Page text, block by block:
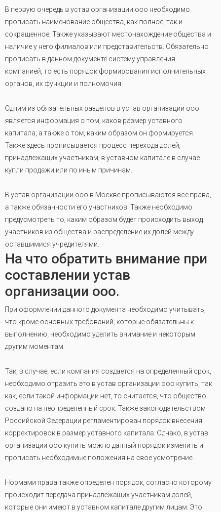
В первую очередь в устав организации ооо необходимо
прописать наименование общества, как полное, так и
сокращенное. Также указывают местонахождение общества и
наличие у него филиалов или представительств. Обязательно
прописать в данном документе систему управления
компанией, то есть порядок формирования исполнительных
органов, их функции и полномочия.
Одним из обязательных разделов в устав организации ооо
является информация о том, каков размер уставного
капитала, а также о том, каким образом он формируется.
Также здесь прописывается процесс перехода долей,
принадлежащих участникам, в уставном капитале в случае
купли продажи или по иным причинам.
В устав организации ооо в Москве прописываются все права,
а также обязанности его участников. Также необходимо
предусмотреть то, каким образом будет происходить выход
участников из общества и распределение их долей между
оставшимися учредителями.
На что обратить внимание при
составлении устав
организации ооо.
При оформлении данного документа необходимо учитывать,
что кроме основных требований, которые обязательны к
выполнению, необходимо уделить внимание и некоторым
другим моментам.
Так, в случае, если компания создается на определенный срок,
необходимо отразить это в устав организации ооо купить, так
как, если такой информации нет, то считается, что общество
создано на неопределенный срок. Также законодательством
Российской Федерации регламентирован порядок внесения
корректировок в размер уставного капитала. Однако, в устав
организации ооо купить можно данный порядок изменить и
прописать необходимые положения на свое усмотрение.
Нормами права также определен порядок, согласно которому
происходит передача принадлежащих участникам долей,
которые они имеют в уставном капитале другим лицам. Это